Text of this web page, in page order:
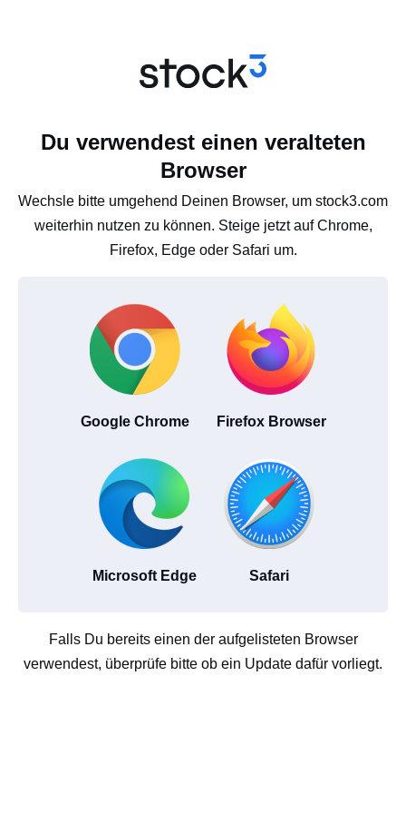
Du verwendest einen veralteten
Browser
Wechsle bitte umgehend Deinen Browser, um stock3.com
weiterhin nutzen zu können. Steige jetzt auf Chrome,
Firefox, Edge oder Safari um.
Google Chrome Firefox Browser
Microsoft Edge Safari
Falls Du bereits einen der aufgelisteten Browser
verwendest, überprüfe bitte ob ein Update dafür vorliegt.